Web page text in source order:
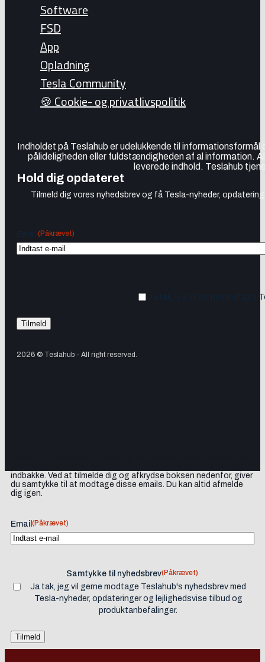
Software
FSD
App
Opladning
Tesla Community
🍪 Cookie- og privatlivspolitik
Indholdet på Teslahub er udelukkende til
pålideligheden eller fuldstændigheden af al information.
leverede indhold. Teslahub
Hold dig opdateret
Tilmeld dig vores nyhedsbrev og få Tesla-nyheder,
(Påkrævet)
Ja tak, jeg vil gerne modtage
2026 © Teslahub - All right reserved.
indbakke. Ved at tilmelde dig og afkrydse boksen nedenfor, giver
du samtykke til at modtage disse emails. Du kan altid afmelde
dig igen.
Email (Påkrævet)
Samtykke til nyhedsbrev(Påkrævet)
Ja tak, jeg vil gerne modtage Teslahub's nyhedsbrev med
Tesla-nyheder, opdateringer og lejlighedsvise tilbud og
produktanbefalinger.